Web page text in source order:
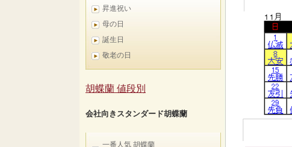
昇進祝い
母の日
誕生日
敬老の日
胡蝶蘭 値段別
会社向きスタンダード胡蝶蘭
一番人気 胡蝶蘭